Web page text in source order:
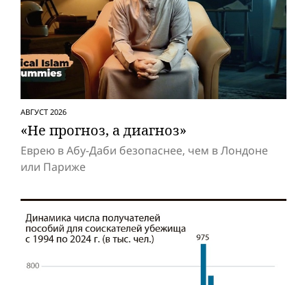
АВГУСТ 2026
«Не прогноз, а диагноз»
Еврею в Абу-Даби безопаснее, чем в Лондоне
или Париже